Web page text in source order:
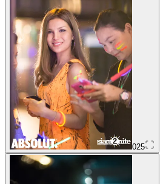
025